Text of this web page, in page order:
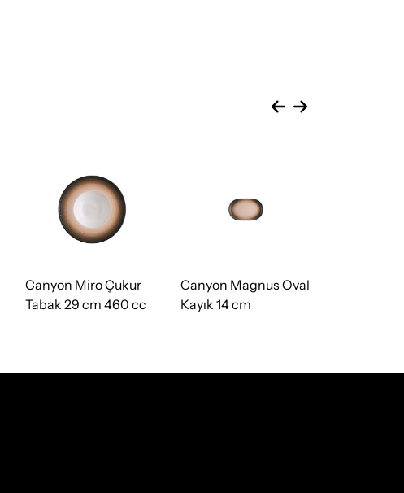
Canyon Miro Çukur
Tabak 29 cm 460 cc
Canyon Magnus Oval
Kayık 14 cm